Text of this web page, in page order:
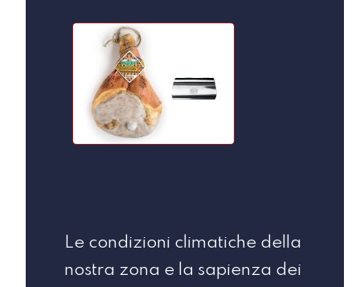
Le condizioni climatiche della
nostra zona e la sapienza dei